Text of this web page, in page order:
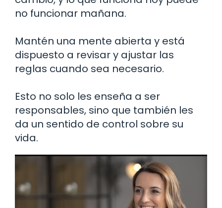
no funcionar mañana.
Mantén una mente abierta y está
dispuesto a revisar y ajustar las
reglas cuando sea necesario.
Esto no solo les enseña a ser
responsables, sino que también les
da un sentido de control sobre su
vida.